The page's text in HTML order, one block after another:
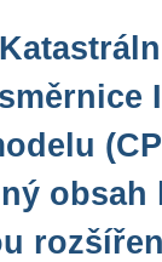
obsah